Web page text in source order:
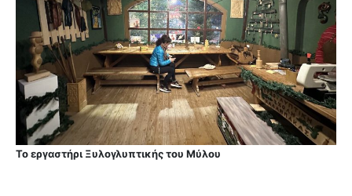
Το εργαστήρι Ξυλογλυπτικής του Μύλου